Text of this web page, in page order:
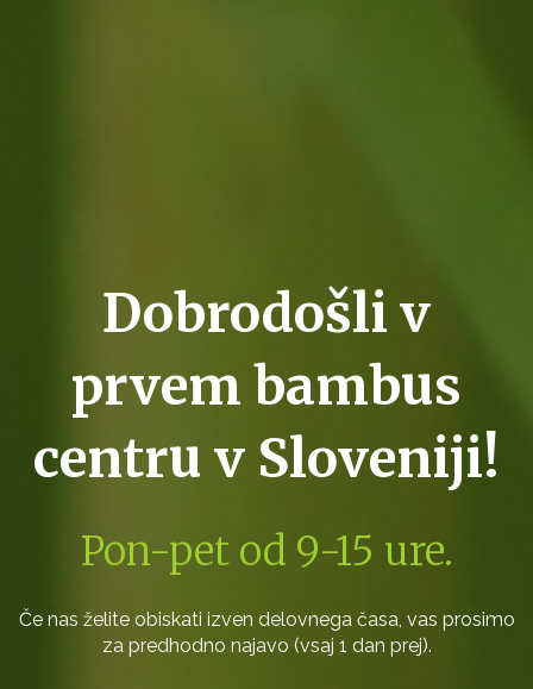
Dobrodošli v
prvem bambus
centru v Sloveniji!
Pon-pet od 9-15 ure.
Če nas želite obiskati izven delovnega časa, vas prosimo
za predhodno najavo (vsaj 1 dan prej).